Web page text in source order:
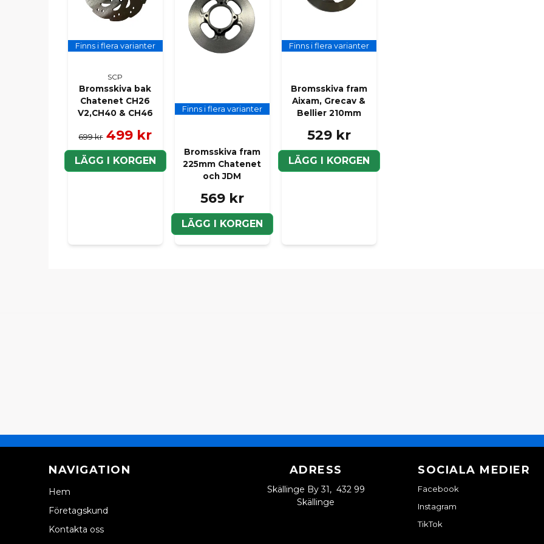
Finns i flera varianter
SCP
Bromsskiva bak
Chatenet CH26
V2,CH40 & CH46
699 kr 499 kr
LÄGG I KORGEN
Finns i flera varianter
Bromsskiva fram
225mm Chatenet
och JDM
569 kr
LÄGG I KORGEN
Finns i flera varianter
Bromsskiva fram
Aixam, Grecav &
Bellier 210mm
529 kr
LÄGG I KORGEN
NAVIGATION
Hem
Företagskund
Kontakta oss
ADRESS
Skällinge By 31, 432 99
Skällinge
SOCIALA MEDIER
Facebook
Instagram
TikTok